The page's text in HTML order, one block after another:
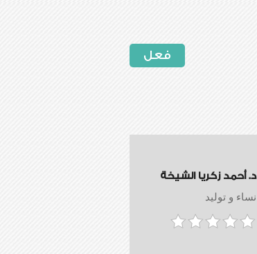
فعل
د. أحمد زكريا الشيخة
نساء و توليد